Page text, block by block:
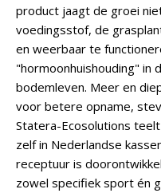
product jaagt de groei
voedingsstof, de
en weerbaar te
"hormoonhuishouding" in
bodemleven. Meer en
voor betere opname,
Statera-Ecosolutions
zelf in Nederlandse
receptuur is
zowel specifiek sport én